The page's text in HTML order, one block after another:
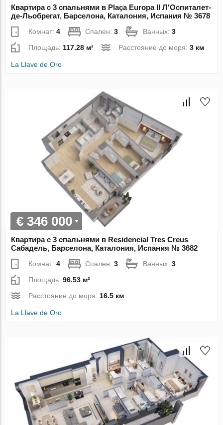
Квартира с 3 спальнями в Plaça Europa II Л'Оспиталет-
де-Льобрегат, Барселона, Каталония, Испания № 3678
Комнат:4 Спален:3 Ванных:3
Площадь: 117.28 м² Расстояние до моря:3 км
La Llave de Oro
€ 346 000
Квартира с 3 спальнями в Residencial Tres Creus
Сабадель, Барселона, Каталония, Испания № 3682
Комнат:4 Спален:3 Ванных:3
Площадь:96.53 м²
Расстояние до моря:16.5 км
La Llave de Oro